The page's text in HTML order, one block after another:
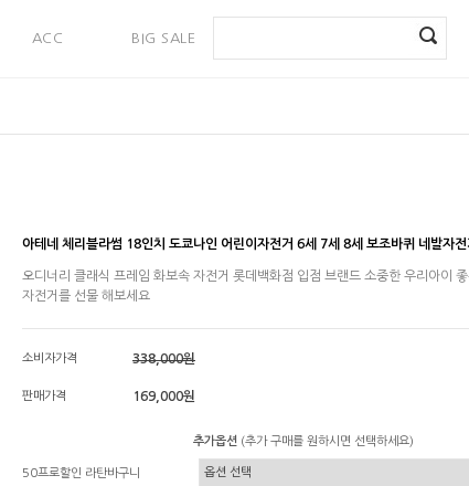
ACC BIG SALE
아테네 체리블라썸 18인치 도쿄나인 어린이자전거 6세 7세 8세 보조바퀴 네발자전
오디너리 클래식 프레임 화보속 자전거 롯데백화점 입점 브랜드 소중한 우리아이
자전거를 선물 해보세요
소비자가격 338,000원
판매가격 169,000원
추가옵션 (추가 구매를 원하시면 선택하세요)
50프로할인 라탄바구니